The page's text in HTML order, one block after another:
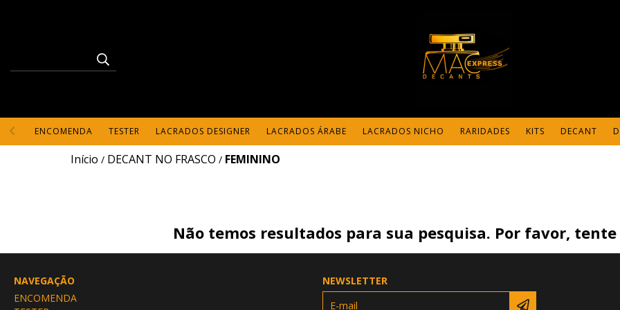
ENCOMENDA TESTER LACRADOS DESIGNER LACRADOS ÁRABE LACRADOS NICHO RARIDADES KITS DECANT
Início / DECANT NO FRASCO / FEMININO
Não temos resultados para sua pesquisa. Por favor,
NAVEGAÇÃO
ENCOMENDA
NEWSLETTER